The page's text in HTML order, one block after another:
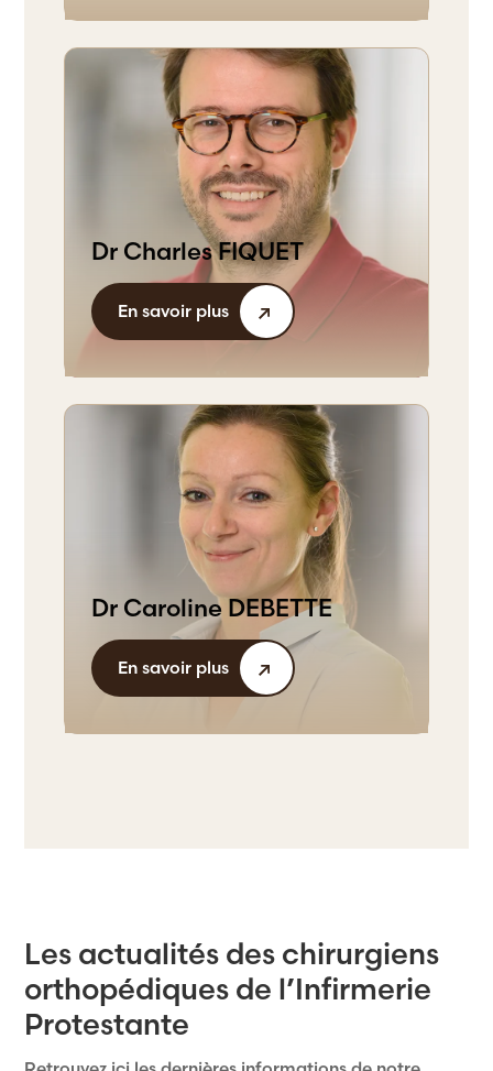
Dr Charles FIQUET
En savoir plus
Dr Caroline DEBETTE
En savoir plus
Les actualités des chirurgiens
orthopédiques de l’Infirmerie
Protestante